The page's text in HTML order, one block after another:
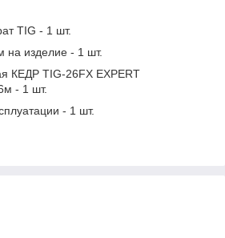
TIG - 1 шт.
на изделие - 1 шт.
КЕДР TIG-26FX EXPERT
- 1 шт.
- 1 шт.